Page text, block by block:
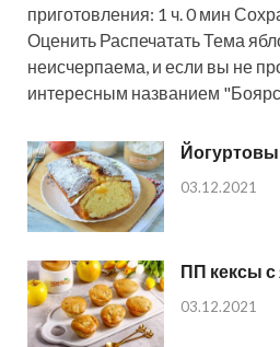
приготовления: 1 ч. 0 мин
Оценить Распечатать Тема
неисчерпаема, и если вы не
интересным названием
03.12.2021
ПП кексы
03.12.2021